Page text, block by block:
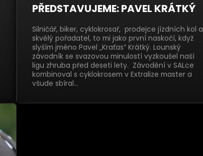
PŘEDSTAVUJEME: PAVEL KRÁTKÝ
Silničář, biker, cyklokrosař, prodejce jízdních kol a
skvělý pořadatel, to mi jako první naskočí, když
slyším jméno Pavel „Kraťas“ Krátký. Lounský
závodník se svazovou minulostí vyzkoušel naší
ligu zhruba před deseti lety. Závodění v SALce
kombinoval s cyklokrosem v Extralize master a
všude sbíral…